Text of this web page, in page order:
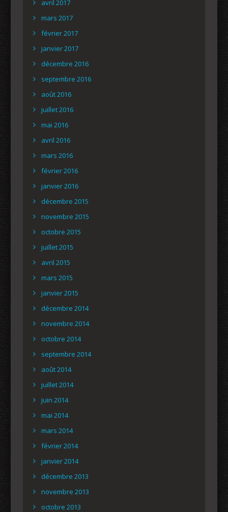
avril 2017
mars 2017
février 2017
janvier 2017
décembre 2016
septembre 2016
août 2016
juillet 2016
mai 2016
avril 2016
mars 2016
février 2016
janvier 2016
décembre 2015
novembre 2015
octobre 2015
juillet 2015
avril 2015
mars 2015
janvier 2015
décembre 2014
novembre 2014
octobre 2014
septembre 2014
août 2014
juillet 2014
juin 2014
mai 2014
mars 2014
février 2014
janvier 2014
décembre 2013
novembre 2013
octobre 2013